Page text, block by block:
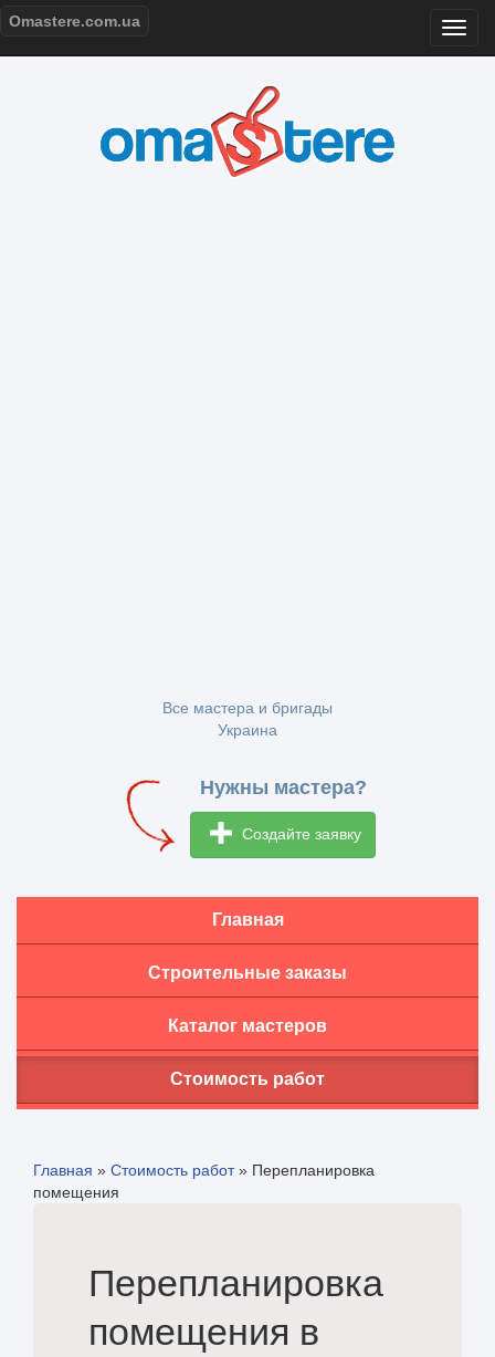
Omastere.com.ua
Все мастера и бригады
Украина
Нужны мастера?
Создайте заявку
Главная
Строительные заказы
Каталог мастеров
Стоимость работ
Главная » Стоимость работ» Перепланировка
помещения
Перепланировка
помещения в